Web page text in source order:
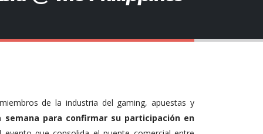
de la industria del gaming, apuestas y
semana para confirmar su participación en